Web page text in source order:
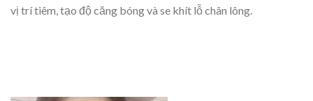
vị trí tiêm, tạo độ căng bóng và se khít lỗ chân lông.